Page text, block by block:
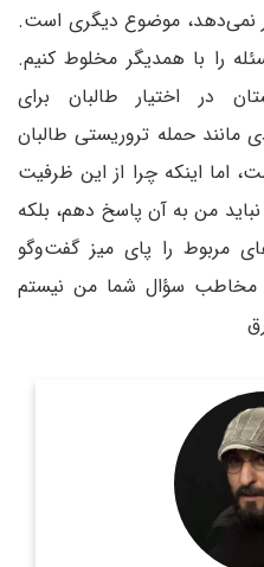
نمی‌دهد، موضوع دیگری است.
را با همدیگر مخلوط کنیم.
در اختیار طالبان برای
مانند حمله تروریستی طالبان
اما اینکه چرا از این ظرفیت
من به آن پاسخ دهم، بلکه
مربوط را پای میز گفت‌وگو
مخاطب سؤال شما من نیستم
نگاری سیاسی و عضو
ایرانی.
بیشتر